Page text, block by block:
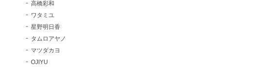
高橋彩和
ワタミユ
星野明日香
タムロアヤノ
マツダカヨ
OJIYU